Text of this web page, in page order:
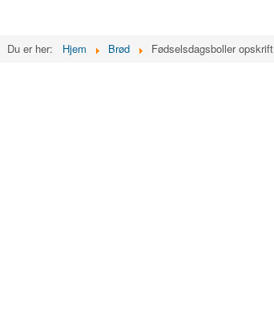
Du er her: Hjem Brød Fødselsdagsboller opskrift